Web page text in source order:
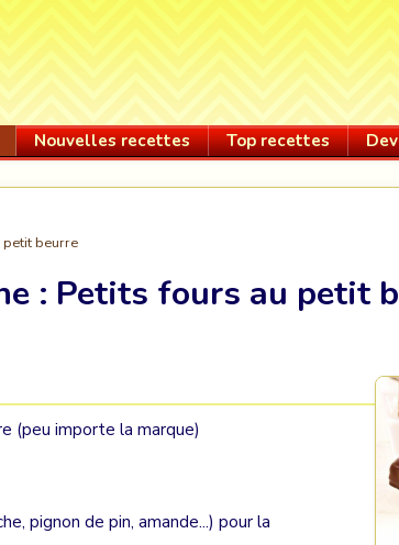
Nouvelles recettes Top recettes
beurre
: Petits fours au petit
(peu importe la marque)
pignon de pin, amande...) pour la